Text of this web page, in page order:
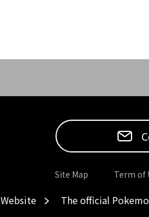
Site Map Term of
The official